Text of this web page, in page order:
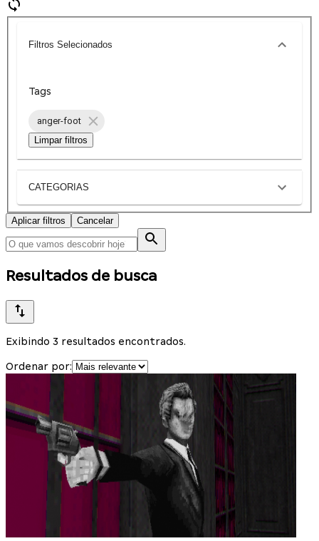
Filtros Selecionados
Tags
anger-foot
Limpar filtros
CATEGORIAS
Aplicar filtros Cancelar
Resultados de busca
Exibindo 3 resultados encontrados.
Ordenar por: